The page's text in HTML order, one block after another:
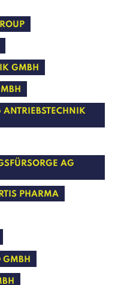
GMBH
AG
PHARMA
GMBH